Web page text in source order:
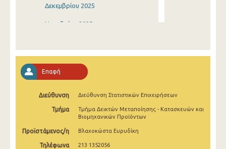
Δεκεμβρίου 2025
Νοεμβρίου 2025
Αυγούστου 2025
Ιουλίου 2025
Ιουνίου 2025
Μαΐου 2025
Επαφή
Διεύθυνση Διεύθυνση Στατιστικών Επιχειρήσεων
Τμήμα
Τμήμα Δεικτών Μεταποίησης - Κατασκευών και
Βιομηχανικών Προϊόντων
Προϊστάμενος/η Βλαχοκώστα Ευρυδίκη
Τηλέφωνα 213 1352056